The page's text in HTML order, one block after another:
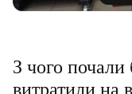
З чого почали
витратили на